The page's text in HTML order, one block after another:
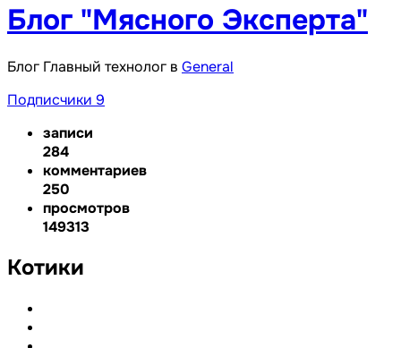
Блог "Мясного Эксперта"
Блог Главный технолог в General
Подписчики 9
записи
284
комментариев
250
просмотров
149313
Котики